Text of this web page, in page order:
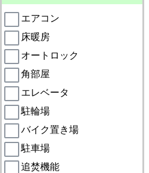
エアコン
床暖房
オートロック
角部屋
エレベータ
駐輪場
バイク置き場
駐車場
追焚機能